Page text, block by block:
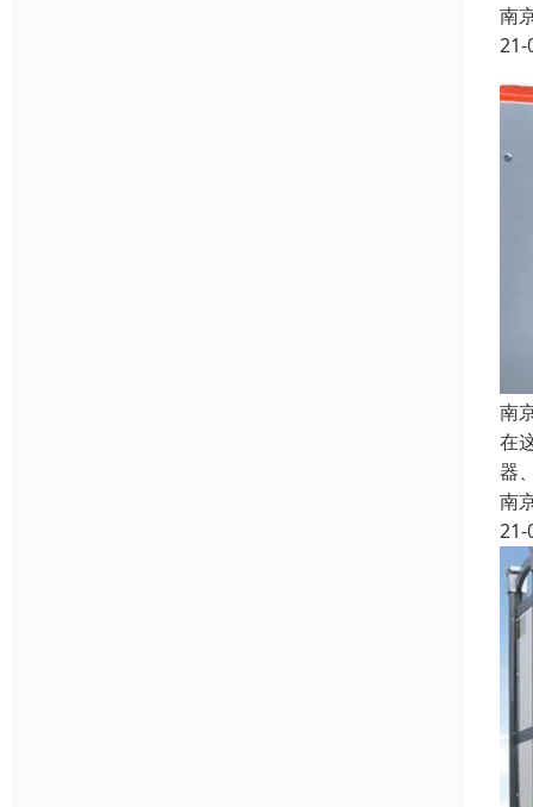
南
21-
南
在
器
南
21-